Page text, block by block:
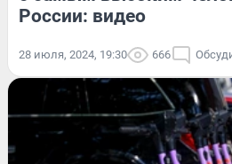
России: видео
28 июля, 2024, 19:30 666